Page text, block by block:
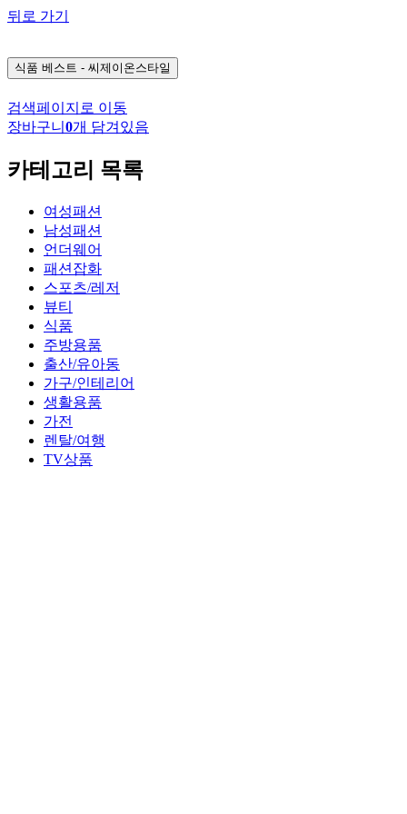
뒤로 가기
식품 베스트 - 씨제이온스타일
검색페이지로 이동
장바구니 0개 담겨있음
카테고리 목록
여성패션
남성패션
언더웨어
패션잡화
스포츠/레저
뷰티
식품
주방용품
출산/유아동
가구/인테리어
생활용품
가전
렌탈/여행
TV상품